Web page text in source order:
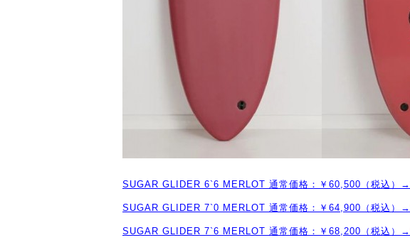
SUGAR GLIDER 6`6 MERLOT 通常価格：￥60,500（税込）→
SUGAR GLIDER 7`0 MERLOT 通常価格：￥64,900（税込）→
SUGAR GLIDER 7`6 MERLOT 通常価格：￥68,200（税込）→